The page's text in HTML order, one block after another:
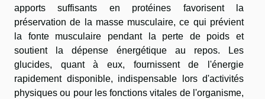
apports suffisants en protéines favorisent la
préservation de la masse musculaire, ce qui prévient
la fonte musculaire pendant la perte de poids et
soutient la dépense énergétique au repos. Les
glucides, quant à eux, fournissent de l'énergie
rapidement disponible, indispensable lors d'activités
physiques ou pour les fonctions vitales de l'organisme,